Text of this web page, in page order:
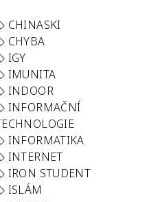
CHINASKI
CHYBA
IGY
IMUNITA
INDOOR
INFORMAČNÍ
INFORMATIKA
INTERNET
IRON STUDENT
ISLÁM